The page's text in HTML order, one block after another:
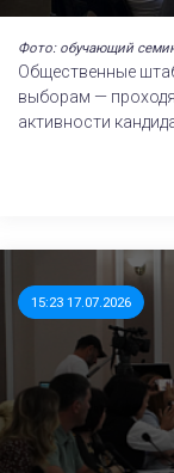
Фото: обучающий
Общественные
выборам —
активности
15:23 17.07.2026